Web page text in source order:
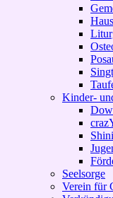
Kinder-
Seelsorge
Verein für